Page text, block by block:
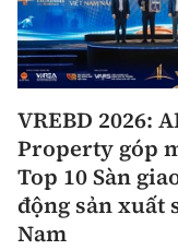
VREBD 2026:
Property góp
Top 10 Sàn
động sản xuất
Nam